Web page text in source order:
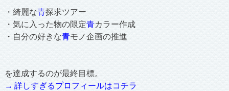
・綺麗な青探求ツアー
・気に入った物の限定青カラー作成
・自分の好きな青モノ企画の推進
を達成するのが最終目標。
→ 詳しすぎるプロフィールはコチラ